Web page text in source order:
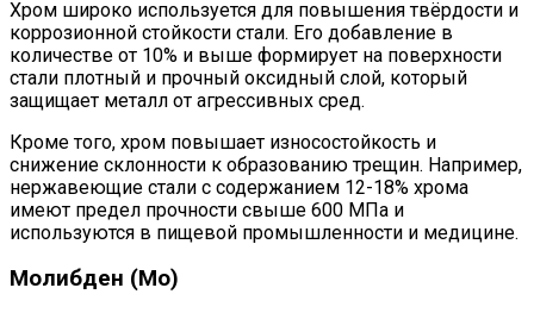
Хром широко используется для повышения твёрдости и
коррозионной стойкости стали. Его добавление в
количестве от 10% и выше формирует на поверхности
стали плотный и прочный оксидный слой, который
защищает металл от агрессивных сред.
Кроме того, хром повышает износостойкость и
снижение склонности к образованию трещин. Например,
нержавеющие стали с содержанием 12-18% хрома
имеют предел прочности свыше 600 МПа и
используются в пищевой промышленности и медицине.
Молибден (Mo)